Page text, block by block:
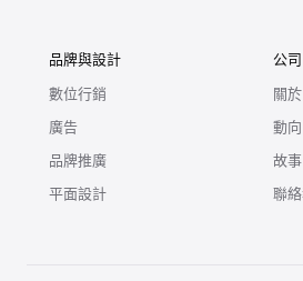
品牌與設計
數位行銷
廣告
品牌推廣
平面設計
公司
關
動向
故事
聯